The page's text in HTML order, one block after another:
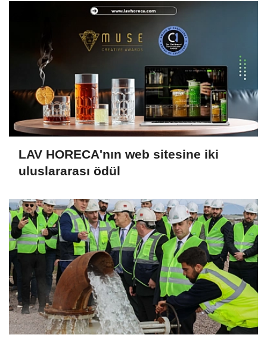
LAV HORECA'nın web sitesine iki
uluslararası ödül